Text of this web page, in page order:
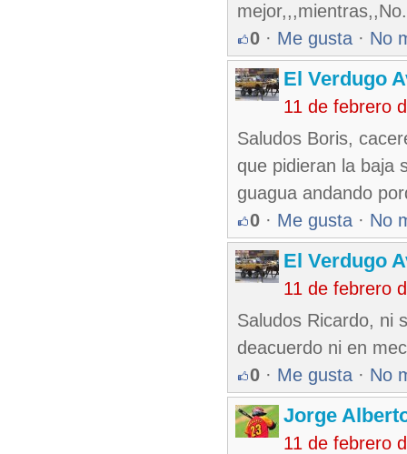
0 · Me gusta · No
El Verdugo
11 de febrero
Saludos Boris,
que pidieran la baja
guagua andando
0 · Me gusta · No
El Verdugo
11 de febrero
Saludos Ricardo, ni
deacuerdo ni en
0 · Me gusta · No
Jorge
11 de febrero